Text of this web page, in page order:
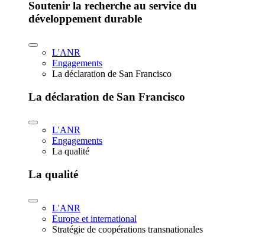
Soutenir la recherche au service du
développement durable
L'ANR
Engagements
La déclaration de San Francisco
La déclaration de San Francisco
L'ANR
Engagements
La qualité
La qualité
L'ANR
Europe et international
Stratégie de coopérations transnationales